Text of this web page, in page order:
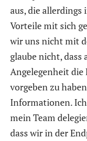
aus, die
Vorteile mit sich
wir uns nicht mit
glaube nicht, dass
Angelegenheit die
vorgeben zu
Informationen.
mein Team
dass wir in der